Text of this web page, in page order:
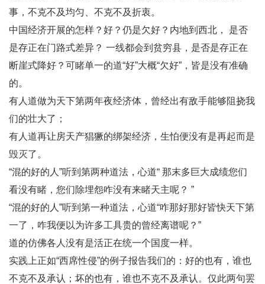
事，不克不及均匀、不克不及折衷。
中国经济开展的怎样？好？仍是欠好？内地到西北， 是否
是存正在门路式差异？ 一线都会到贫穷县，是否是存正在
断崖式降好？可睹单一的道“好”大概“欠好”，皆是没有准确
的。
有人道做为天下第两年夜经济体，曾经出有敌手能够阻挠我
们的壮大了；
有人道再让房天产猖獗的绑架经济，生怕便没有是再起而是
毁灭了。
“混的好的人”听到第两种道法，心道“ 那末多巨大成绩您们
看没有睹，您们除埋怨咋没有来睹天主呢？ ”
“混的好的人”听到第一种道法，心道“咋那好那好皆快天下第
一了，咋我便以为许多工具贵的曾经离谱呢？”
道的仿佛各人没有是活正在统一个国度一样。
实践上正如“西席性侵”的例子报告我们的：好的也有，谁也
不克不及承认；坏的也有，谁也不克不及承认。仅此两句罢